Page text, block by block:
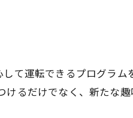
て運転できるプログラム
けるだけでなく、新たな趣